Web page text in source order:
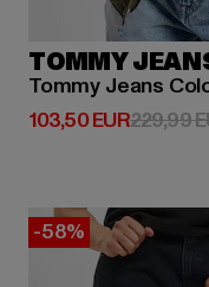
TOMMY
Tommy Jeans
103,50 EUR
Derzeitiger Preis:
229,99
-58%